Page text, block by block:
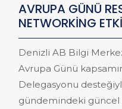
AVRUPA GÜNÜ
NETWORKİNG
Denizli AB Bilgi
Avrupa Günü
Delegasyonu
gündemindeki güncel